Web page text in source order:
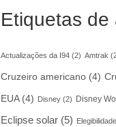
Etiquetas de
Actualizações da I94(2) Amtrak
Cruzeiro americano(4)
EUA(4) Disney(2) Disney
Eclipse solar(5)